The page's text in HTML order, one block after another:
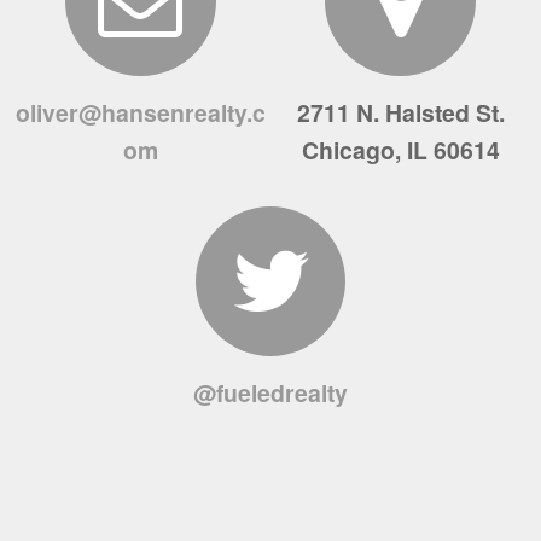
oliver@hansenrealty.c
om
2711 N. Halsted St.
Chicago, IL 60614
@fueledrealty